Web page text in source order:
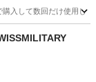
入して数回だけ使用し